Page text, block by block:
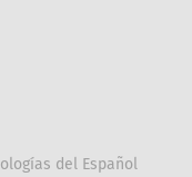
del Español